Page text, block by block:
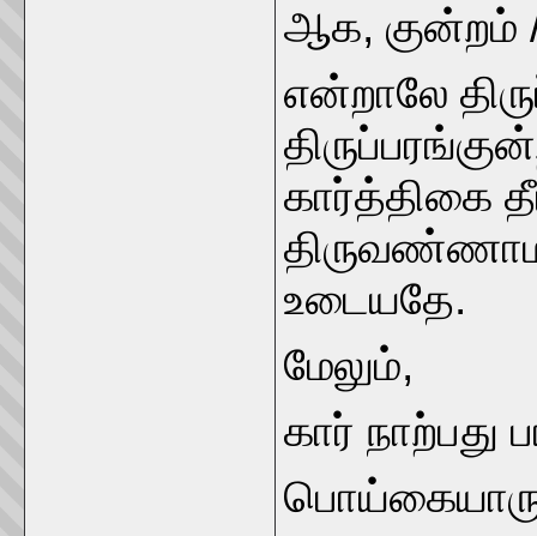
ஆக, குன்றம்
என்றாலே
கார்த்திகை
உடையதே.
மேலும்,
கார் நாற்பது